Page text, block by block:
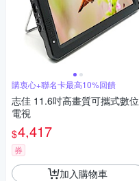
購衷心+聯名卡最高10%回饋
志佳 11.6吋高畫質可攜式數位
電視
$4,417
券
加入購物車